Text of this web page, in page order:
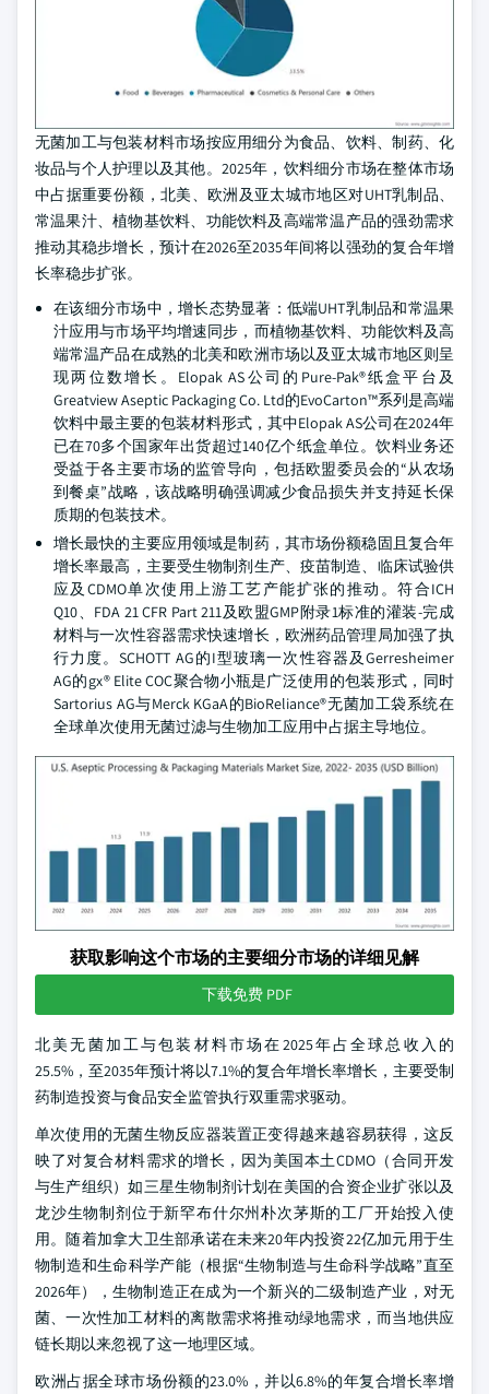
无菌加工与包装材料市场按应用细分为食品、饮料、制药、化
妆品与个人护理以及其他。2025年，饮料细分市场在整体市场
中占据重要份额，北美、欧洲及亚太城市地区对UHT乳制品、
常温果汁、植物基饮料、功能饮料及高端常温产品的强劲需求
推动其稳步增长，预计在2026至2035年间将以强劲的复合年增
长率稳步扩张。
在该细分市场中，增长态势显著：低端UHT乳制品和常温果
汁应用与市场平均增速同步，而植物基饮料、功能饮料及高
端常温产品在成熟的北美和欧洲市场以及亚太城市地区则呈
现两位数增长。Elopak AS公司的Pure-Pak®纸盒平台及
Greatview Aseptic Packaging Co. Ltd的EvoCarton™系列是高端
饮料中最主要的包装材料形式，其中Elopak AS公司在2024年
已在70多个国家年出货超过140亿个纸盒单位。饮料业务还
受益于各主要市场的监管导向，包括欧盟委员会的“从农场
到餐桌”战略，该战略明确强调减少食品损失并支持延长保
质期的包装技术。
增长最快的主要应用领域是制药，其市场份额稳固且复合年
增长率最高，主要受生物制剂生产、疫苗制造、临床试验供
应及CDMO单次使用上游工艺产能扩张的推动。符合ICH
Q10、FDA 21 CFR Part 211及欧盟GMP附录1标准的灌装-完成
材料与一次性容器需求快速增长，欧洲药品管理局加强了执
行力度。SCHOTT AG的I型玻璃一次性容器及Gerresheimer
AG的gx® Elite COC聚合物小瓶是广泛使用的包装形式，同时
Sartorius AG与Merck KGaA的BioReliance®无菌加工袋系统在
全球单次使用无菌过滤与生物加工应用中占据主导地位。
获取影响这个市场的主要细分市场的详细见解
下载免费 PDF
北美无菌加工与包装材料市场在2025年占全球总收入的
25.5%，至2035年预计将以7.1%的复合年增长率增长，主要受制
药制造投资与食品安全监管执行双重需求驱动。
单次使用的无菌生物反应器装置正变得越来越容易获得，这反
映了对复合材料需求的增长，因为美国本土CDMO（合同开发
与生产组织）如三星生物制剂计划在美国的合资企业扩张以及
龙沙生物制剂位于新罕布什尔州朴次茅斯的工厂开始投入使
用。随着加拿大卫生部承诺在未来20年内投资22亿加元用于生
物制造和生命科学产能（根据“生物制造与生命科学战略”直至
2026年），生物制造正在成为一个新兴的二级制造产业，对无
菌、一次性加工材料的离散需求将推动绿地需求，而当地供应
链长期以来忽视了这一地理区域。
欧洲占据全球市场份额的23.0%，并以6.8%的年复合增长率增